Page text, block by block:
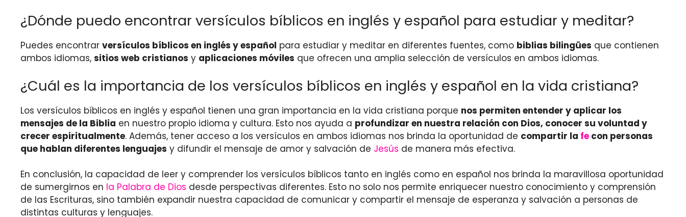
¿Dónde puedo encontrar versículos bíblicos en inglés y español para estudiar y meditar?
Puedes encontrar versículos bíblicos en inglés y español para estudiar y meditar en diferentes fuentes, como biblias bilingües que contienen
ambos idiomas, sitios web cristianos y aplicaciones móviles que ofrecen una amplia selección de versículos en ambos idiomas.
¿Cuál es la importancia de los versículos bíblicos en inglés y español en la vida cristiana?
Los versículos bíblicos en inglés y español tienen una gran importancia en la vida cristiana porque nos permiten entender y aplicar los
mensajes de la Biblia en nuestro propio idioma y cultura. Esto nos ayuda a profundizar en nuestra relación con Dios, conocer su voluntad y
crecer espiritualmente. Además, tener acceso a los versículos en ambos idiomas nos brinda la oportunidad de compartir la fe con personas
que hablan diferentes lenguajes y difundir el mensaje de amor y salvación de Jesús de manera más efectiva.
En conclusión, la capacidad de leer y comprender los versículos bíblicos tanto en inglés como en español nos brinda la maravillosa oportunidad
de sumergirnos en la Palabra de Dios desde perspectivas diferentes. Esto no solo nos permite enriquecer nuestro conocimiento y comprensión
de las Escrituras, sino también expandir nuestra capacidad de comunicar y compartir el mensaje de esperanza y salvación a personas de
distintas culturas y lenguajes.